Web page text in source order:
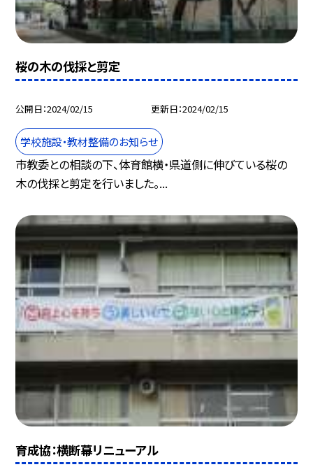
桜の木の伐採と剪定
公開日 2024/02/15 更新日 2024/02/15
学校施設・教材整備のお知らせ
市教委との相談の下、体育館横・県道側に伸びている桜の
木の伐採と剪定を行いました。...
育成協：横断幕リニューアル